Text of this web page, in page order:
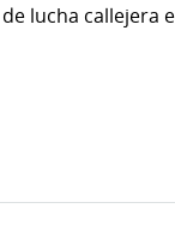
lucha callejera